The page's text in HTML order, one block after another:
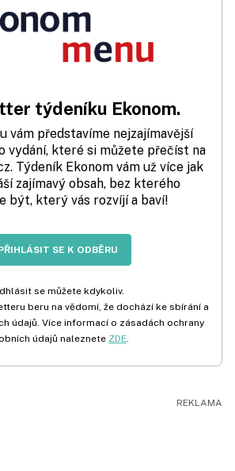
týdeníku Ekonom.
vám představíme nejzajímavější
vydání, které si můžete přečíst na
Týdeník Ekonom vám už více jak
zajímavý obsah, bez kterého
být, který vás rozvíjí a baví!
SE K ODBĚRU
se můžete kdykoliv.
beru na vědomí, že dochází ke sbírání a
údajů. Více informací o zásadách ochrany
údajů naleznete ZDE.